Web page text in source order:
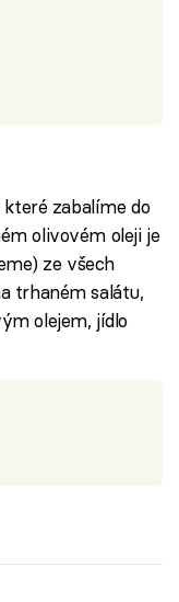
zabalíme do
olivovém oleji je
ze všech
trhaném salátu,
olejem, jídlo